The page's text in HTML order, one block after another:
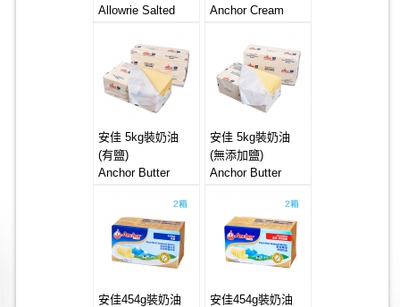
Allowrie Salted
Anchor Cream
安佳 5kg裝奶油
(有鹽)
Anchor Butter
安佳 5kg裝奶油
(無添加鹽)
Anchor Butter
安佳454g裝奶油 安佳454g裝奶油